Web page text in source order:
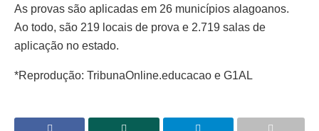
As provas são aplicadas em 26 municípios alagoanos.
Ao todo, são 219 locais de prova e 2.719 salas de
aplicação no estado.
*Reprodução: TribunaOnline.educacao e G1AL